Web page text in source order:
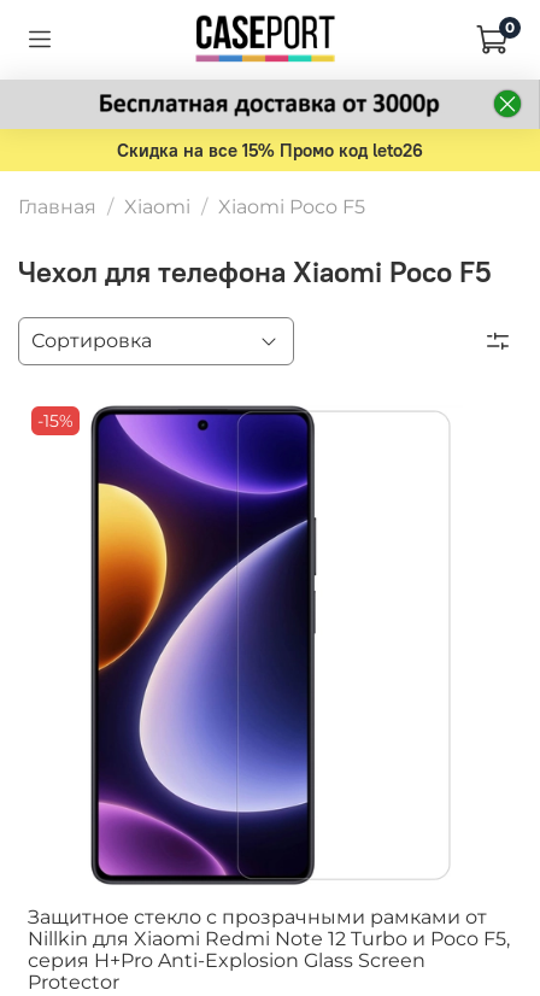
0
Скидка на все 15% Промо код leto26
Главная Xiaomi Xiaomi Poco F5
Чехол для телефона Xiaomi Poco F5
-15%
Защитное стекло с прозрачными рамками от
Nillkin для Xiaomi Redmi Note 12 Turbo и Poco F5,
серия H+Pro Anti-Explosion Glass Screen
Protector